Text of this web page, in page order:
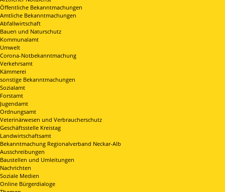
Öffentliche Bekanntmachungen
Amtliche Bekanntmachungen
Abfallwirtschaft
Bauen und Naturschutz
Kommunalamt
Umwelt
Corona-Notbekanntmachung
Verkehrsamt
Kämmerei
sonstige Bekanntmachungen
Sozialamt
Forstamt
Jugendamt
Ordnungsamt
Veterinärwesen und Verbraucherschutz
Geschäftsstelle Kreistag
Landwirtschaftsamt
Bekanntmachung Regionalverband Neckar-Alb
Ausschreibungen
Baustellen und Umleitungen
Nachrichten
Soziale Medien
Online Bürgerdialoge